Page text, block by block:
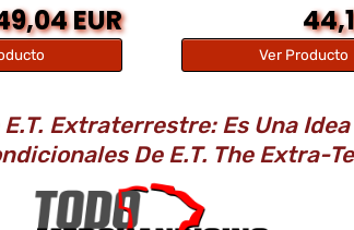
EUR
Ver Producto
Extraterrestre: Es Una
De E.T. The Extra-